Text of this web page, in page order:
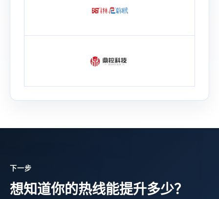
下一步
想知道你的热线能提升多少？